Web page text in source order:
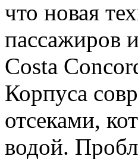
что новая
пассажиров
Costa
Корпуса
отсеками,
водой.